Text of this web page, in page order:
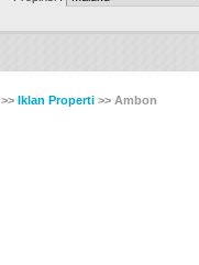
>> Iklan Properti >> Ambon